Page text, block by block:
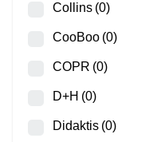
Collins (0)
CooBoo (0)
COPR (0)
D+H (0)
Didaktis (0)